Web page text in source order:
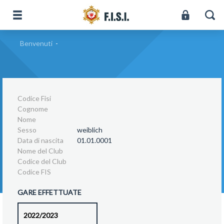
Benvenuti -
Codice Fisi
Cognome
Nome
Sesso
weiblich
Data di nascita
01.01.0001
Nome del Club
Codice del Club
Codice FIS
GARE EFFETTUATE